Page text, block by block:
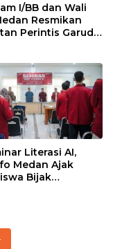
I/BB dan Wali
Resmikan
Perintis Garuda,
Literasi AI,
Medan Ajak
Bijak